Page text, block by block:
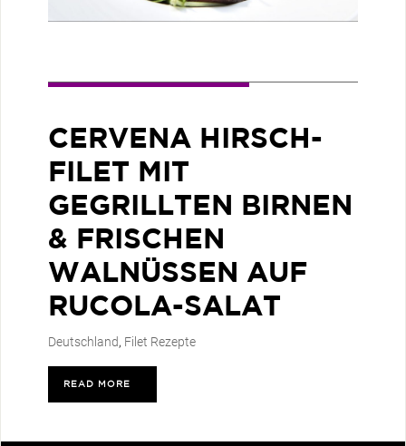
CERVENA HIRSCH-
FILET MIT
GEGRILLTEN BIRNEN
& FRISCHEN
WALNÜSSEN AUF
RUCOLA-SALAT
Deutschland, Filet Rezepte
READ MORE